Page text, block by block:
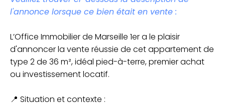
l'annonce lorsque ce bien était en vente :
L’Office Immobilier de Marseille 1er a le plaisir
d'annoncer la vente réussie de cet appartement de
type 2 de 36 m², idéal pied-à-terre, premier achat
ou investissement locatif.
📍 Situation et contexte :